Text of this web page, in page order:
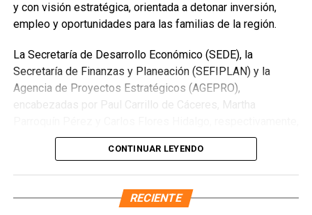
para expresiones artísticas y áreas de orientación
psicológica.
y con visión estratégica, orientada a detonar inversión,
empleo y oportunidades para las familias de la región.
La Secretaría de Desarrollo Económico (SEDE), la
Secretaría de Finanzas y Planeación (SEFIPLAN) y la
Agencia de Proyectos Estratégicos (AGEPRO),
encabezadas por Paul Carrillo de Cáceres, Martha
concretaron la firma del convenio con Banco Bancrea, S.A.,
que permitirá operar el fideicomiso y garantizar certeza
CONTINUAR LEYENDO
RECIENTE